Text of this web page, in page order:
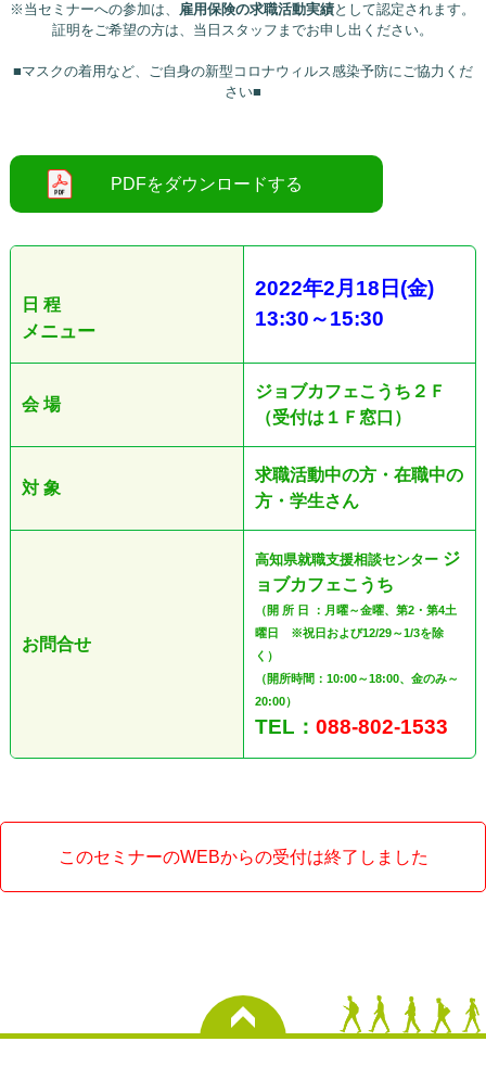
※当セミナーへの参加は、 雇用保険の求職活動実績として認定されます。
証明をご希望の方は、当日スタッフまでお申し出ください。
■マスクの着用など、ご自身の新型コロナウィルス感染予防にご協力くだ
さい■
日 程
メニュー
2022年2月18日 (金)
13:30 ～15:30
会 場
ジョブカフェこうち２Ｆ
（受付は１Ｆ窓口）
対 象
求職活動中の方・在職中の
方・学生さん
お問合せ
高知県就職支援相談センター ジ
ョブカフェこうち
（開 所 日 ：月曜～金曜、第2・第4土
曜日 ※祝日および12/29～1/3を除
く）
（開所時間：10:00～18:00、金のみ～
20:00）
TEL： 088-802-1533
このセミナーのWEBからの受付は終了しました